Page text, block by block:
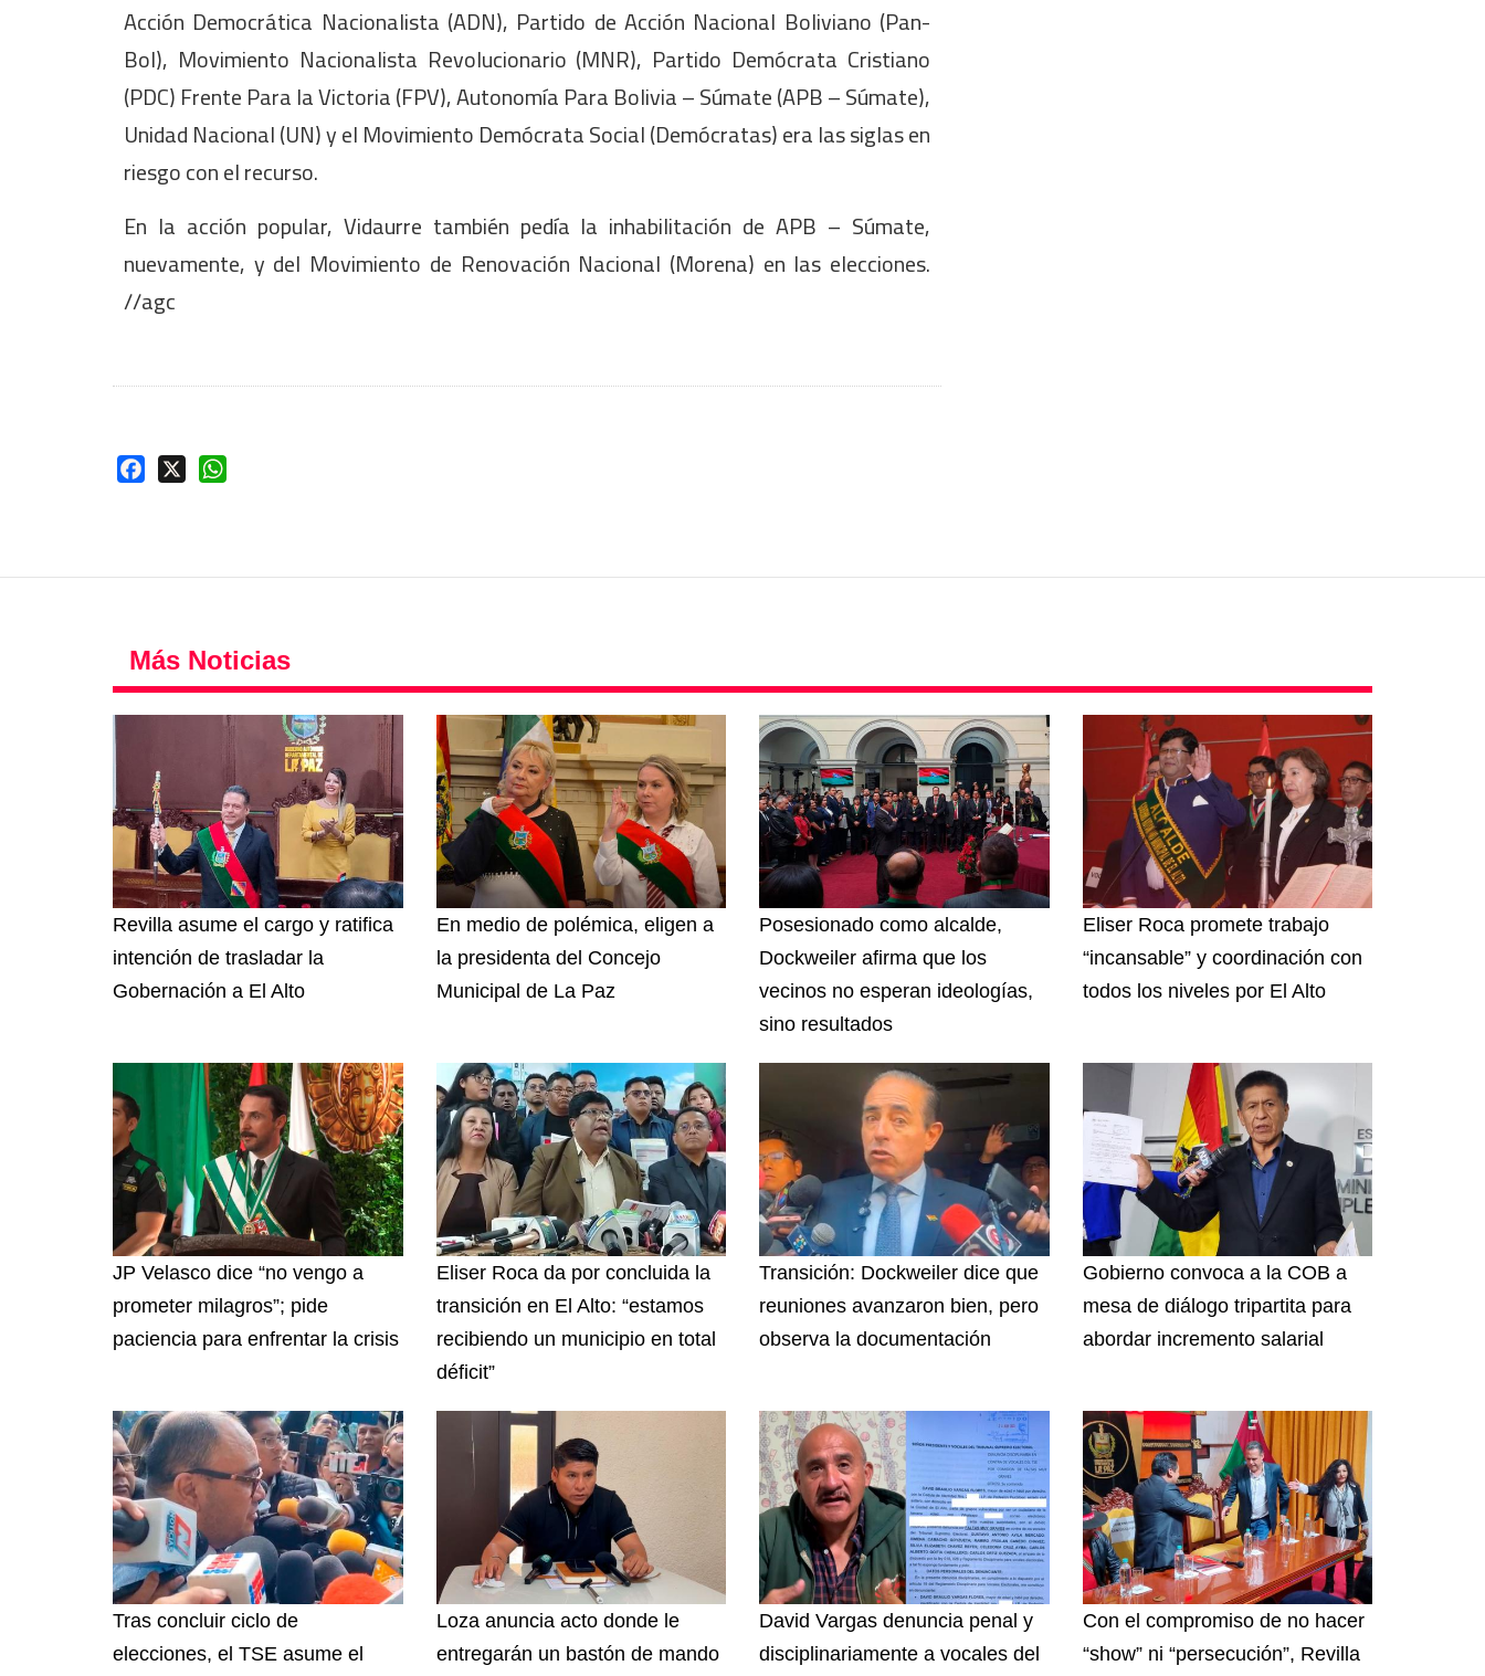
Acción Democrática Nacionalista (ADN), Partido de Acción Nacional Boliviano (Pan-
Bol), Movimiento Nacionalista Revolucionario (MNR), Partido Demócrata Cristiano
(PDC) Frente Para la Victoria (FPV), Autonomía Para Bolivia – Súmate (APB – Súmate),
Unidad Nacional (UN) y el Movimiento Demócrata Social (Demócratas) era las siglas en
riesgo con el recurso.
En la acción popular, Vidaurre también pedía la inhabilitación de APB – Súmate,
nuevamente, y del Movimiento de Renovación Nacional (Morena) en las elecciones.
//agc
Facebook
Más Noticias
Revilla asume el cargo y ratifica
intención de trasladar la
Gobernación a El Alto
En medio de polémica, eligen a
la presidenta del Concejo
Municipal de La Paz
Posesionado como alcalde,
Dockweiler afirma que los
vecinos no esperan ideologías,
sino resultados
Eliser Roca promete trabajo
“incansable” y coordinación con
todos los niveles por El Alto
JP Velasco dice “no vengo a
prometer milagros”; pide
paciencia para enfrentar la crisis
Eliser Roca da por concluida la
transición en El Alto: “estamos
recibiendo un municipio en total
déficit”
Transición: Dockweiler dice que
reuniones avanzaron bien, pero
observa la documentación
Gobierno convoca a la COB a
mesa de diálogo tripartita para
abordar incremento salarial
Tras concluir ciclo de
elecciones, el TSE asume el
Loza anuncia acto donde le
entregarán un bastón de mando
David Vargas denuncia penal y
disciplinariamente a vocales del
Con el compromiso de no hacer
“show” ni “persecución”, Revilla